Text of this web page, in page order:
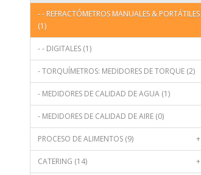
- - REFRACTÓMETROS MANUALES & PORTÁTILES
(1)
- - DIGITALES (1)
- TORQUÍMETROS: MEDIDORES DE TORQUE (2)
- MEDIDORES DE CALIDAD DE AGUA (1)
- MEDIDORES DE CALIDAD DE AIRE (0)
PROCESO DE ALIMENTOS (9) +
CATERING (14) +